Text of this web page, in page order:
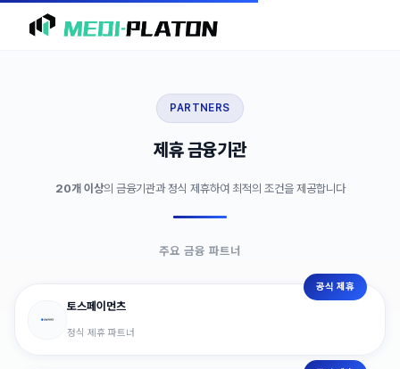
PARTNERS
제휴 금융기관
20개 이상의 금융기관과 정식 제휴하여 최적의 조건을 제공합니다
주요 금융 파트너
토스페이먼츠
정식 제휴 파트너
공식 제휴